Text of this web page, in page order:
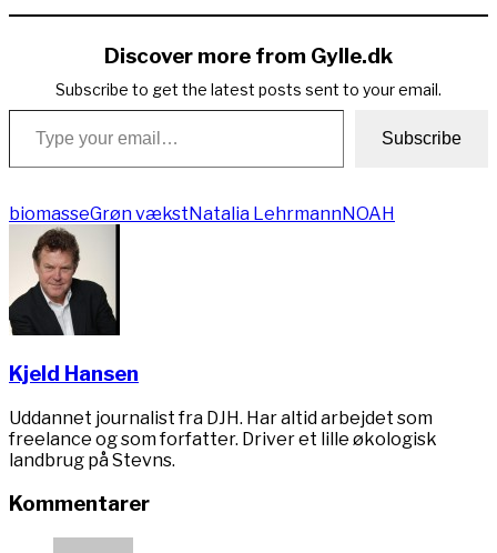
Link
Discover more from Gylle.dk
Subscribe to get the latest posts sent to your email.
Type your email…
Subscribe
biomasseGrøn vækst Natalia LehrmannNOAH
Kjeld Hansen
Uddannet journalist fra DJH. Har altid arbejdet som
freelance og som forfatter. Driver et lille økologisk
landbrug på Stevns.
Kommentarer